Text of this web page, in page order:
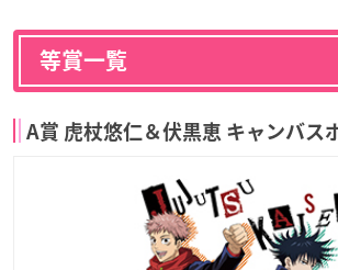
等賞一覧
A賞 虎杖悠仁＆伏黒恵 キャンバス